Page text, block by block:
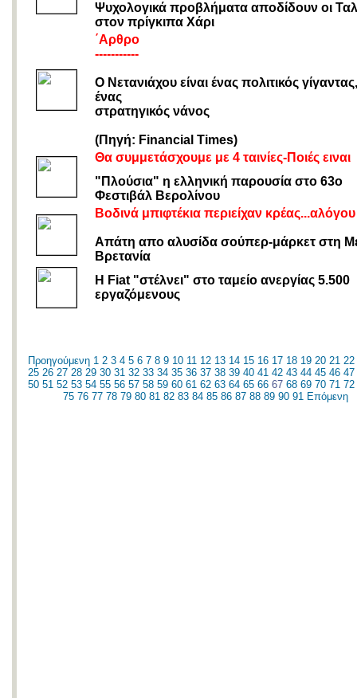
Ψυχολογικά προβλήματα αποδίδουν οι
στον πρίγκιπα Χάρι
΄Αρθρο
-----------
Ο Νετανιάχου είναι ένας πολιτικός
ένας
στρατηγικός νάνος
(Πηγή: Financial Times)
Θα συμμετάσχουμε με 4 ταινίες-Ποιές ειναι
"Πλούσια" η ελληνική παρουσία στο 63ο
Φεστιβάλ Βερολίνου
Βοδινά μπιφτέκια περιείχαν κρέας...αλόγου
Απάτη απο αλυσίδα σούπερ-μάρκετ στη
Βρετανία
Η Fiat "στέλνει" στο ταμείο ανεργίας 5.500
εργαζόμενους
Προηγούμενη 1 2 3 4 5 6 7 8 9 10 11 12 13 14 15 16 17 18 19 20 21 22
25 26 27 28 29 30 31 32 33 34 35 36 37 38 39 40 41 42 43 44 45 46 47
50 51 52 53 54 55 56 57 58 59 60 61 62 63 64 65 66 67 68 69 70 71 72
75 76 77 78 79 80 81 82 83 84 85 86 87 88 89 90 91 Επόμενη